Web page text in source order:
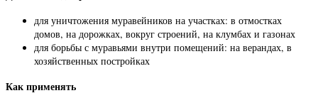
для уничтожения муравейников на участках: в отмостках
домов, на дорожках, вокруг строений, на клумбах и газонах
для борьбы с муравьями внутри помещений: на верандах, в
хозяйственных постройках
Как применять